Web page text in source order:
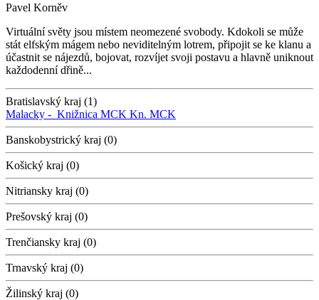
Pavel Korněv
Virtuální světy jsou místem neomezené svobody. Kdokoli se může
stát elfským mágem nebo neviditelným lotrem, připojit se ke klanu a
účastnit se nájezdů, bojovat, rozvíjet svoji postavu a hlavně uniknout
každodenní dřině...
Bratislavský kraj (1)
Malacky - Knižnica MCK Kn. MCK
Banskobystrický kraj (0)
Košický kraj (0)
Nitriansky kraj (0)
Prešovský kraj (0)
Trenčiansky kraj (0)
Trnavský kraj (0)
Žilinský kraj (0)